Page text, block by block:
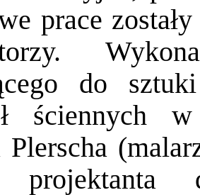
prace
do
ściennych
Plerscha (
projektanta